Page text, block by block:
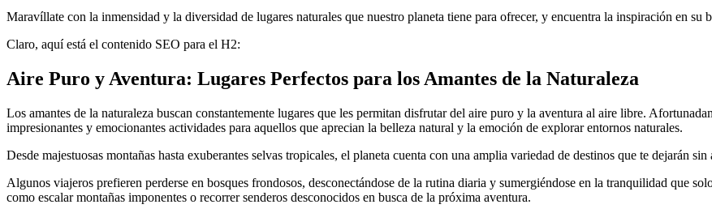
Maravíllate con la inmensidad y la diversidad de lugares naturales que nuestro planeta tiene para ofrecer, y encuentra la inspiración en su
Claro, aquí está el contenido SEO para el H2:
Aire Puro y Aventura: Lugares Perfectos para los Amantes de la Naturaleza
Los amantes de la naturaleza buscan constantemente lugares que les permitan disfrutar del aire puro y la aventura al aire libre.
impresionantes y emocionantes actividades para aquellos que aprecian la belleza natural y la emoción de explorar entornos naturales.
Desde majestuosas montañas hasta exuberantes selvas tropicales, el planeta cuenta con una amplia variedad de destinos que te dejarán
Algunos viajeros prefieren perderse en bosques frondosos, desconectándose de la rutina diaria y sumergiéndose en la tranquilidad que
como escalar montañas imponentes o recorrer senderos desconocidos en busca de la próxima aventura.